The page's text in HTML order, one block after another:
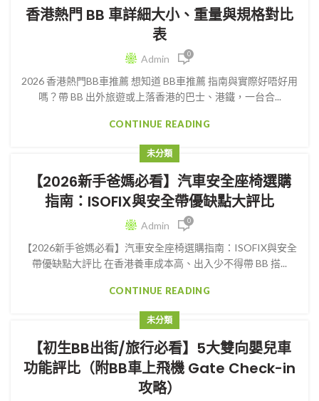
香港熱門 BB 車詳細大小、重量與規格對比
表
Admin 0
2026 香港熱門BB車推薦 想知道 BB車推薦 指南與實際好唔好用
嗎？帶 BB 出外旅遊或上落香港的巴士、港鐵，一台合...
CONTINUE READING
未分類
【2026新手爸媽必看】汽車安全座椅選購
指南：ISOFIX與安全帶優缺點大評比
Admin 0
【2026新手爸媽必看】汽車安全座椅選購指南：ISOFIX與安全
帶優缺點大評比 在香港養車成本高、出入少不得帶 BB 搭...
CONTINUE READING
未分類
【初生BB出街/旅行必看】5大雙向嬰兒車
功能評比（附BB車上飛機 Gate Check-in
攻略）